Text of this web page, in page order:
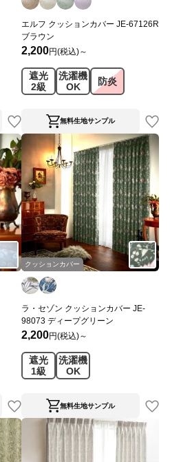
エルフ クッションカバー JE-67126R
ブラウン
2,200円(税込)～
遮光
2級
洗濯機
OK
防炎
無料生地サンプル
クッションカバー
ラ・セゾン クッションカバー JE-
98073 ディープグリーン
2,200円(税込)～
遮光
1級
洗濯機
OK
無料生地サンプル